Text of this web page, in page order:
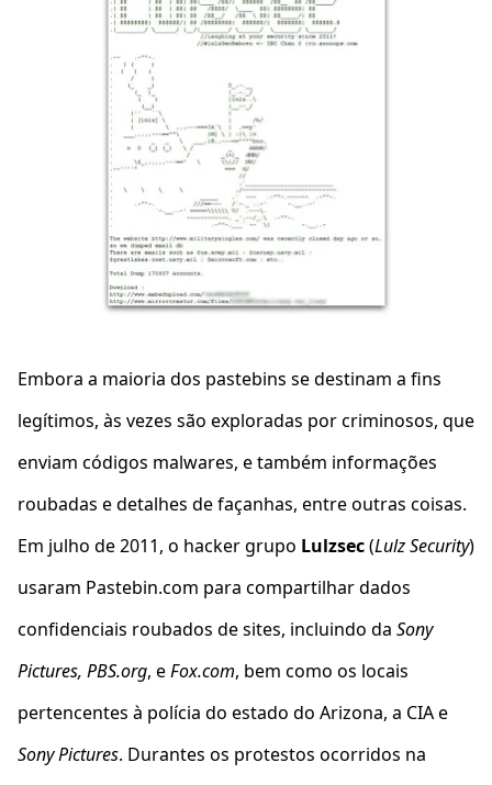
Embora a maioria dos pastebins se destinam a fins
legítimos, às vezes são exploradas por criminosos, que
enviam códigos malwares, e também informações
roubadas e detalhes de façanhas, entre outras coisas.
Em julho de 2011, o hacker grupo Lulzsec(Lulz Security)
usaram Pastebin.com para compartilhar dados
confidenciais roubados de sites, incluindo da Sony
Pictures, PBS.org, eFox.com, bem como os locais
pertencentes à polícia do estado do Arizona, a CIA e
Sony Pictures. Durantes os protestos ocorridos na